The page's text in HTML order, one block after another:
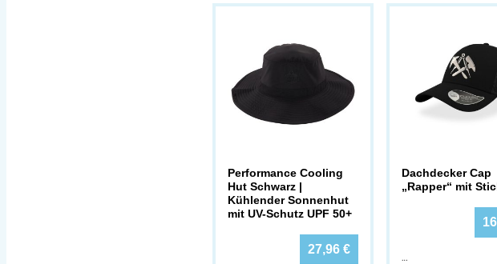
Performance Cooling
Hut Schwarz |
Kühlender Sonnenhut
mit UV-Schutz UPF 50+
27,96€
Dachdecker Cap
„Rapper“ mit
…